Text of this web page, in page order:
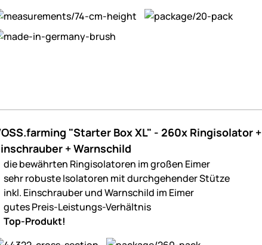
"Starter Box XL" - 260x Ringisolator +
+ Warnschild
die bewährten Ringisolatoren im großen Eimer
sehr robuste Isolatoren mit durchgehender Stütze
inkl. Einschrauber und Warnschild im Eimer
gutes Preis-Leistungs-Verhältnis
Top-Produkt!